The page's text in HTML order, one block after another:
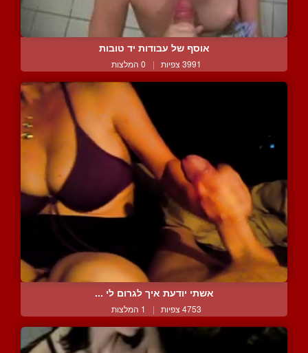
אוסף של עבודות יד טובות
3991 צפיות | 0 המלצות
אשתי יודעת איך לגרום לי ...
4753 צפיות | 1 המלצות